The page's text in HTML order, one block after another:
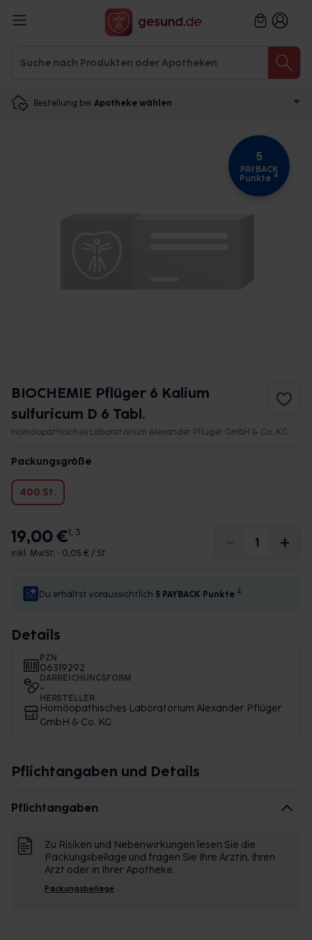
Bestellung bei Apotheke wählen
5
PAYBACK
Punkte 4
BIOCHEMIE Pflüger 6 Kalium
sulfuricum D 6 Tabl.
Homöopathisches Laboratorium Alexander Pflüger GmbH & Co. KG
Packungsgröße
400 St.
19,00 €1, 3
inkl. MwSt. • 0,05 € / St.
Du erhältst voraussichtlich 5 PAYBACK Punkte 4
Details
PZN
06319292
DARREICHUNGSFORM
-
HERSTELLER
Homöopathisches Laboratorium Alexander Pflüger
GmbH & Co. KG
Pflichtangaben und Details
Pflichtangaben
Zu Risiken und Nebenwirkungen lesen Sie die
Packungsbeilage und fragen Sie Ihre Ärztin, Ihren
Arzt oder in Ihrer Apotheke.
Packungsbeilage